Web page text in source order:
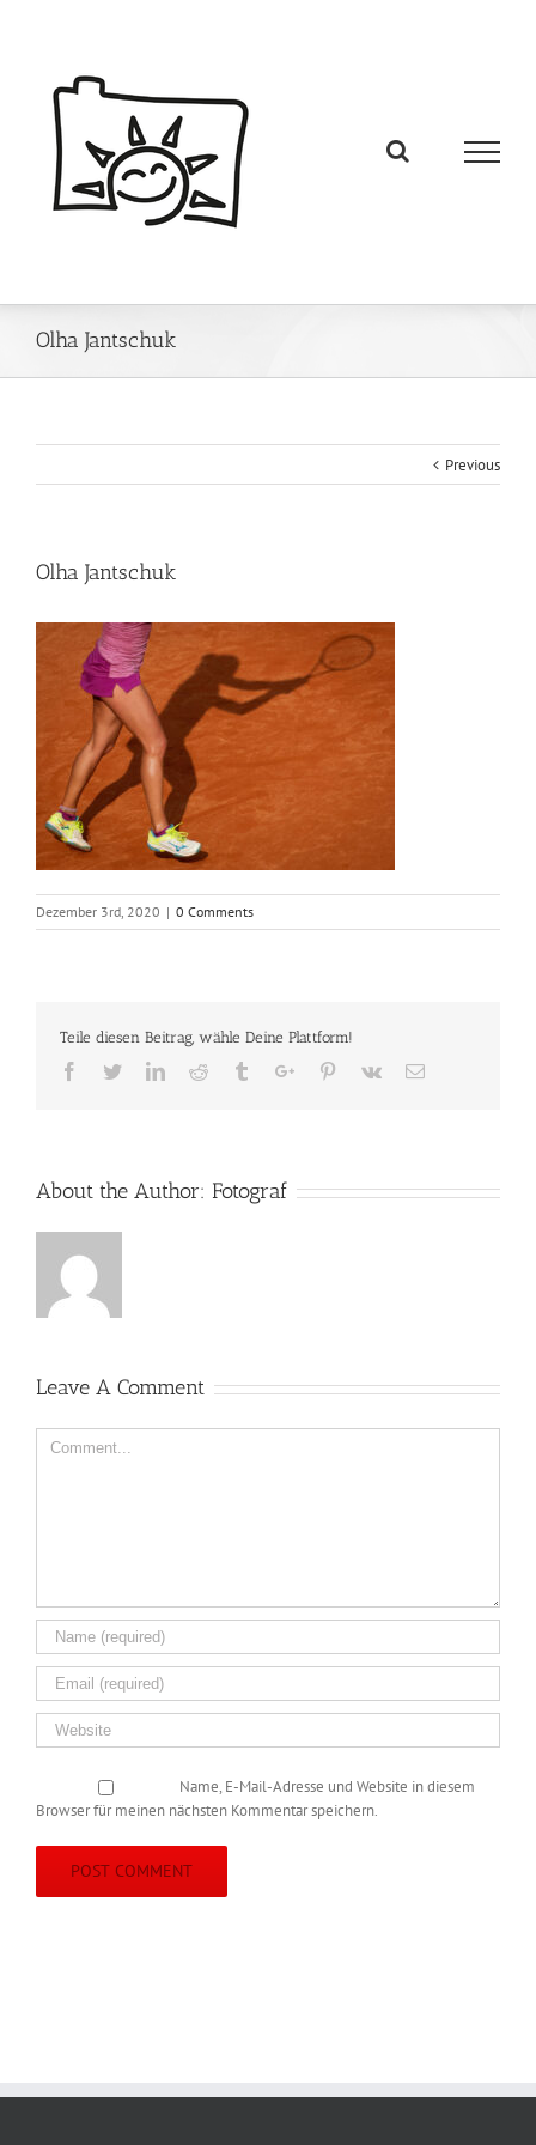
Olha Jantschuk
Previous
Olha Jantschuk
Dezember 3rd, 2020 | 0 Comments
Teile diesen Beitrag, wähle Deine Plattform!
Facebook
TwitterLinkedinReddit TumblrGoogle+Pinterest
Vk Email
About the Author: Fotograf
Leave A Comment
Comment
Name, E-Mail-Adresse und Website in diesem
Browser für meinen nächsten Kommentar speichern.